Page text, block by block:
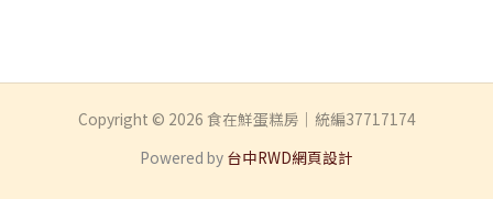
面
Copyright © 2026 食在鮮蛋糕房｜統編37717174
Powered by 台中RWD網頁設計